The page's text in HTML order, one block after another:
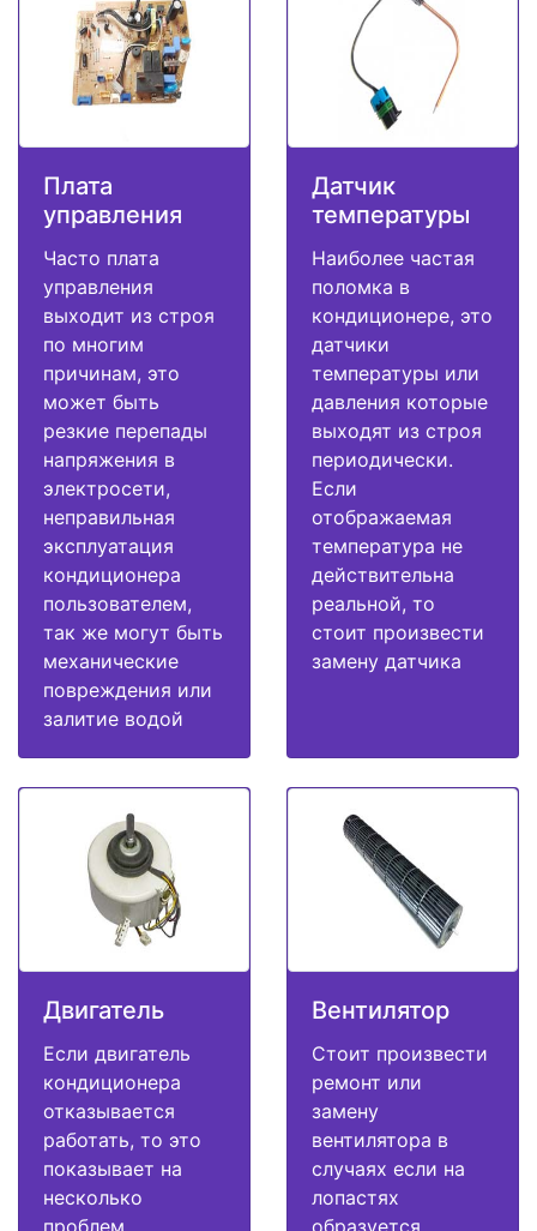
Плата
управления
Часто плата
управления
выходит из строя
по многим
причинам, это
может быть
резкие перепады
напряжения в
электросети,
неправильная
эксплуатация
кондиционера
пользователем,
так же могут быть
механические
повреждения или
залитие водой
Датчик
температуры
Наиболее частая
поломка в
кондиционере, это
датчики
температуры или
давления которые
выходят из строя
периодически.
Если
отображаемая
температура не
действительна
реальной, то
стоит произвести
замену датчика
Двигатель
Если двигатель
кондиционера
отказывается
работать, то это
показывает на
несколько
Вентилятор
Стоит произвести
ремонт или
замену
вентилятора в
случаях если на
лопастях